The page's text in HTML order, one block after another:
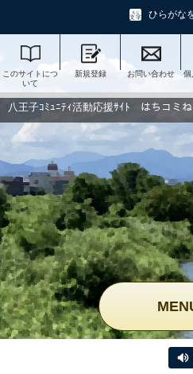
ひらがな
このサイトにつ
いて
新規登録 お問い合わせ
個
八王子ｺﾐｭﾆﾃｨ活動応援ｻｲﾄ はちコミね